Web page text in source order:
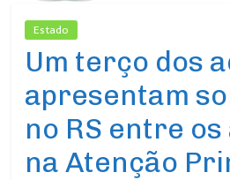
Estado
Um terço dos
apresentam
no RS entre
na Atenção